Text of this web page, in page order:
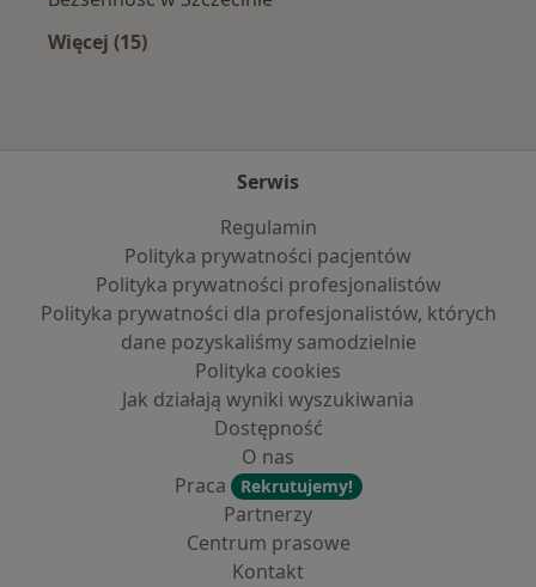
Więcej (15)
Serwis
Regulamin
Polityka prywatności pacjentów
Polityka prywatności profesjonalistów
Polityka prywatności dla profesjonalistów, których
dane pozyskaliśmy samodzielnie
Polityka cookies
Jak działają wyniki wyszukiwania
Dostępność
O nas
Praca
Rekrutujemy!
Partnerzy
Centrum prasowe
Kontakt